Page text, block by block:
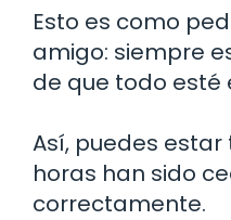
Esto es como
amigo: siempre
de que todo esté
Así, puedes
horas han sido
correctamente.